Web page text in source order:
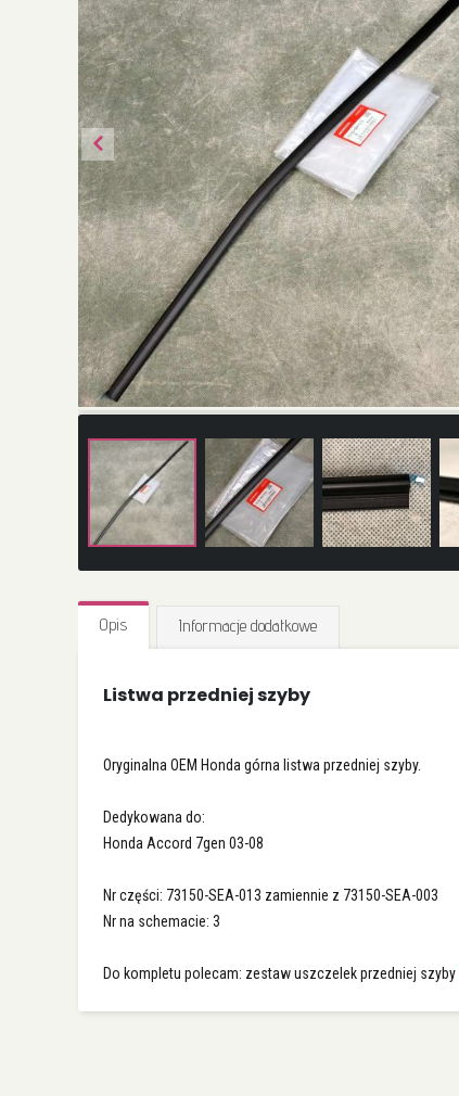
na
początek
Opis
Listwa przedniej szyby
Oryginalna OEM Honda górna listwa przedniej szyby.
Dedykowana do:
Honda Accord 7gen 03-08
Nr części: 73150-SEA-013 zamiennie z 73150-SEA-003
Nr na schemacie: 3
Do kompletu polecam: zestaw uszczelek przedniej szyby
Informacje dodatkowe